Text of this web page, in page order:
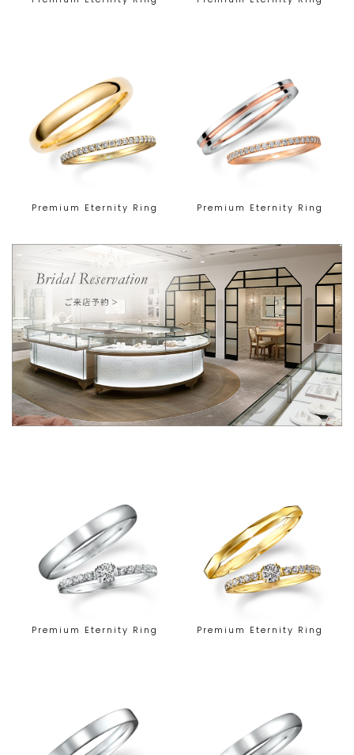
Premium Eternity Ring Premium Eternity Ring
Premium Eternity Ring Premium Eternity Ring